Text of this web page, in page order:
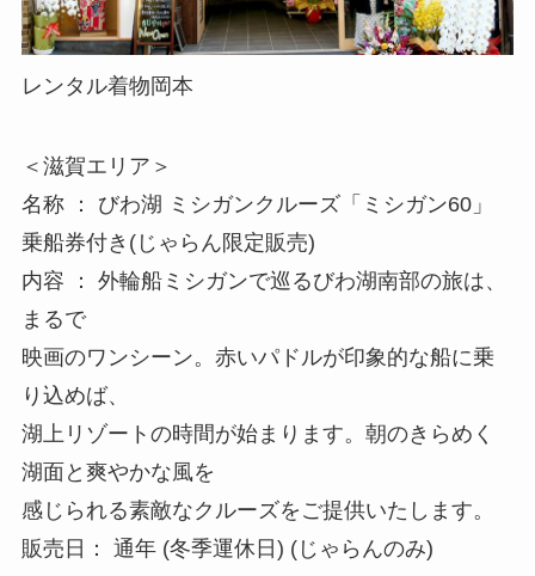
レンタル着物岡本
＜滋賀エリア＞
名称 ： びわ湖 ミシガンクルーズ「ミシガン60」
乗船券付き(じゃらん限定販売)
内容 ： 外輪船ミシガンで巡るびわ湖南部の旅は、
まるで
映画のワンシーン。赤いパドルが印象的な船に乗
り込めば、
湖上リゾートの時間が始まります。朝のきらめく
湖面と爽やかな風を
感じられる素敵なクルーズをご提供いたします。
販売日： 通年 (冬季運休日) (じゃらんのみ)